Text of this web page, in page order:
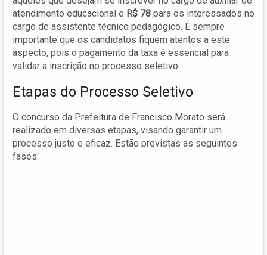
atendimento educacional e R$ 78 para os interessados no
cargo de assistente técnico pedagógico. É sempre
importante que os candidatos fiquem atentos a este
aspecto, pois o pagamento da taxa é essencial para
validar a inscrição no processo seletivo.
Etapas do Processo Seletivo
O concurso da Prefeitura de Francisco Morato será
realizado em diversas etapas, visando garantir um
processo justo e eficaz. Estão previstas as seguintes
fases: